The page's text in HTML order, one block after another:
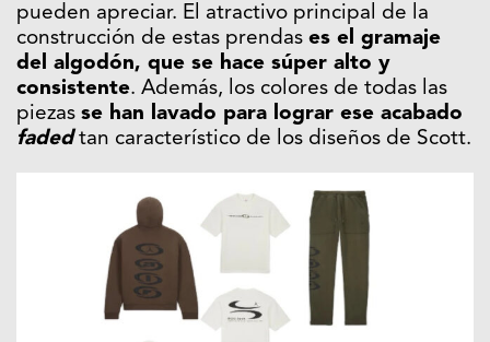
pueden apreciar. El atractivo principal de la
construcción de estas prendas es el gramaje
del algodón, que se hace súper alto y
consistente. Además, los colores de todas las
piezas se han lavado para lograr ese acabado
fadedtan característico de los diseños de Scott.